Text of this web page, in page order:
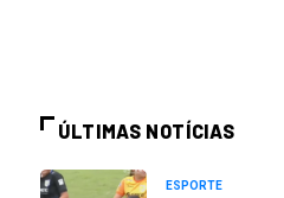
ÚLTIMAS NOTÍCIAS
ESPORTE